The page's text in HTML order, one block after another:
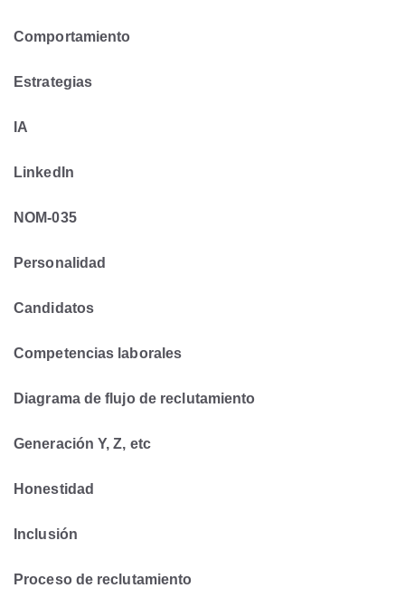
Comportamiento
Estrategias
IA
LinkedIn
NOM-035
Personalidad
Candidatos
Competencias laborales
Diagrama de flujo de reclutamiento
Generación Y, Z, etc
Honestidad
Inclusión
Proceso de reclutamiento